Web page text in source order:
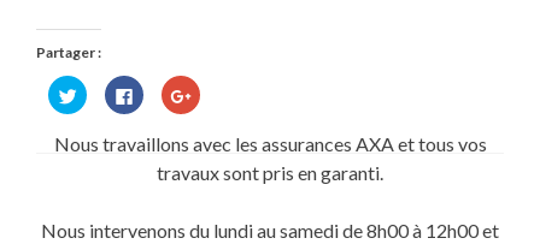
Partager :
Cliquez
pour
partager
Twitter(ouvre
Cliquez
pour
partager
sur
Facebook(ouvre
dans
une
Cliquez
pour
Google+
dans
fenêtre)
Nous travaillons avec les assurances AXA et tous vos
travaux sont pris en garanti.
Nous intervenons du lundi au samedi de 8h00 à 12h00 et